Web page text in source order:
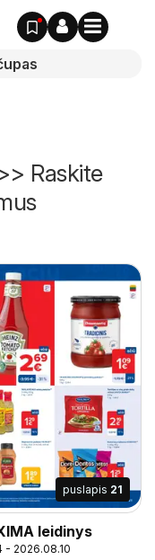
Raskite
puslapis 21
leidinys
- 2026.08.10